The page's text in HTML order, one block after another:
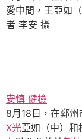
愛中間，王亞如
者 李安 攝
安慎 健檢
8月18日，在鄭
X光亞如（中）